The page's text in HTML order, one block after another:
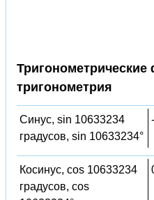
Тригонометрические
тригонометрия
Синус, sin 10633234
градусов, sin 10633234°
Косинус, cos 10633234
градусов, cos